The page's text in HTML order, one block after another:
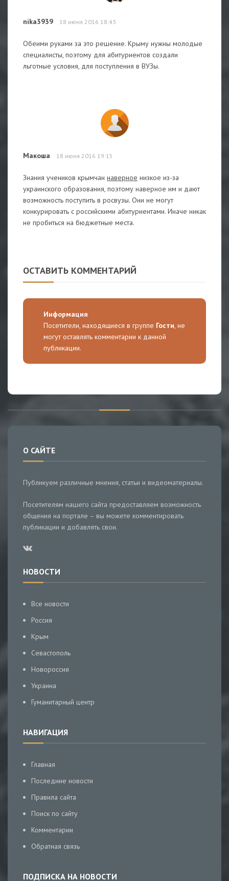
nika3939 18 июня 2016 18:43
Обеими руками за это решение. Крыму нужны молодые
специалисты, поэтому для абитуриентов создали
льготные условия, для поступления в ВУЗы.
Макоша 18 июня 2016 19:15
Знания учеников крымчан наверное низкое из-за
украинского образования, поэтому наверное им и дают
возможность поступить в росвузы. Они не могут
конкурировать с российскими абитуриентами. Иначе никак
не пробиться на бюджетные места.
ОСТАВИТЬ КОММЕНТАРИЙ
Информация
Посетители, находящиеся в группе Гости, не
могут оставлять комментарии к данной
публикации.
О САЙТЕ
Публикуем различные мнения, статьи и видеоматериалы.
Посетителям нашего сайта предоставляем возможность
общения на портале – вы можете комментировать
публикации и добавлять свои.
НОВОСТИ
Все новости
Россия
Крым
Севастополь
Новороссия
Украина
Гуманитарный центр
НАВИГАЦИЯ
Главная
Последние новости
Правила сайта
Поиск по сайту
Комментарии
Обратная связь
ПОДПИСКА НА НОВОСТИ